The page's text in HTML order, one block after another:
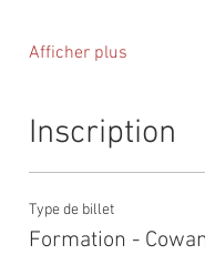
Afficher plus
Inscription
Type de billet
Formation -